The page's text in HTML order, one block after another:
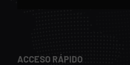
ACCESO RÁPIDO